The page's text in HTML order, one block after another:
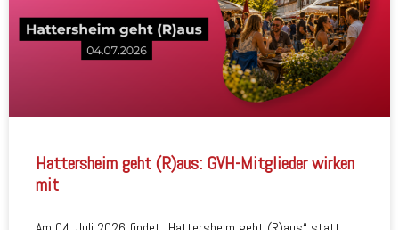
Hattersheim geht (R)aus: GVH-Mitglieder wirken
mit